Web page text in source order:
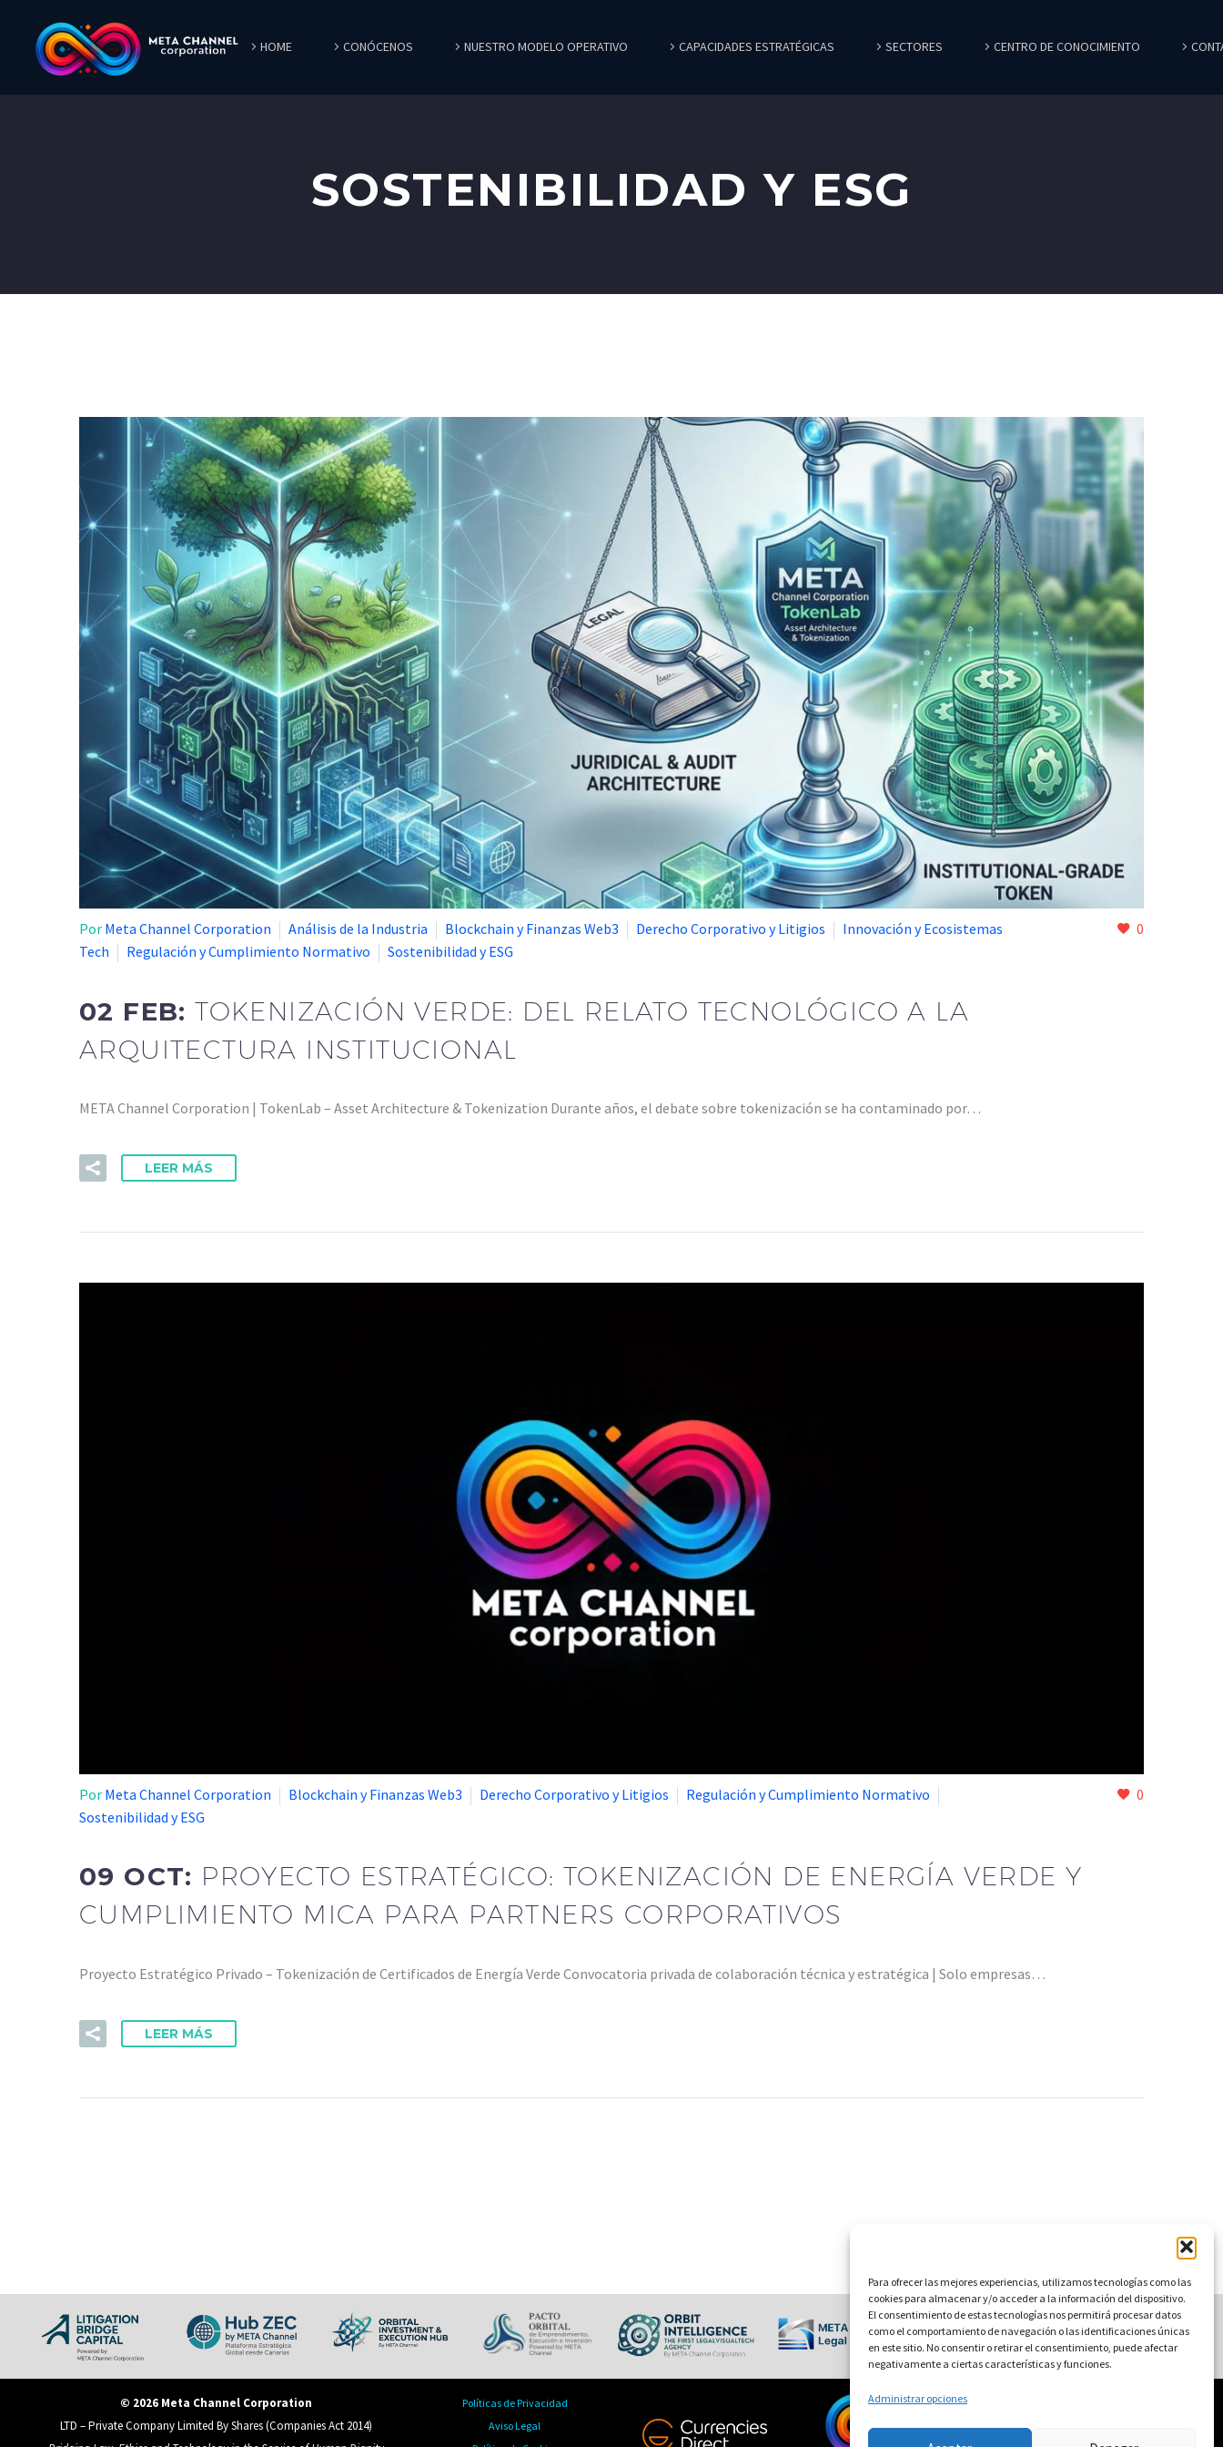
Para ofrecer las mejores experiencias, utilizamos tecnologías como las
cookies para almacenar y/o acceder a la información del dispositivo.
El consentimiento de estas tecnologías nos permitirá procesar datos
como el comportamiento de navegación o las identificaciones únicas
en este sitio. No consentir o retirar el consentimiento, puede afectar
negativamente a ciertas características y funciones.
Administrar opciones
HOME CONÓCENOS NUESTRO MODELO OPERATIVO CAPACIDADES ESTRATÉGICAS SECTORES CENTRO DE CONOCIMIENTO
SOSTENIBILIDAD Y ESG
0
Por Meta Channel Corporation Análisis de la Industria Blockchain y Finanzas Web3 Derecho Corporativo y Litigios
Innovación y Ecosistemas
Tech
Regulación y Cumplimiento Normativo Sostenibilidad y ESG
02 FEB:TOKENIZACIÓN VERDE: DEL RELATO TECNOLÓGICO A LA
ARQUITECTURA INSTITUCIONAL
META Channel Corporation | TokenLab – Asset Architecture & Tokenization Durante años, el debate sobre tokenización se ha contaminado por…
LEER MÁS
0
Por Meta Channel Corporation Blockchain y Finanzas Web3 Derecho Corporativo y Litigios
Regulación y Cumplimiento Normativo
Sostenibilidad y ESG
09 OCT: PROYECTO ESTRATÉGICO: TOKENIZACIÓN DE ENERGÍA VERDE Y
CUMPLIMIENTO MICA PARA PARTNERS CORPORATIVOS
Proyecto Estratégico Privado – Tokenización de Certificados de Energía Verde Convocatoria privada de colaboración técnica y estratégica | Solo empresas…
LEER MÁS
© 2026 Meta Channel Corporation
LTD – Private Company Limited By Shares (Companies Act 2014)
Políticas de Privacidad
Aviso Legal